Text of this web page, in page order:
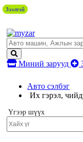
Миний зарууд
Авто сэлбэг
Их гэрэл,
Үгээр шүүх
Зээлтэй
Зээлтэй
Зээлтэй
Зээлтэй